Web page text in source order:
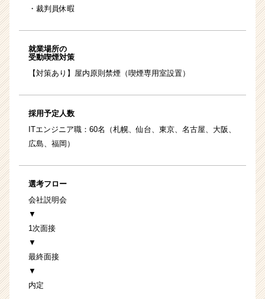
・裁判員休暇
就業場所の
受動喫煙対策
【対策あり】屋内原則禁煙（喫煙専用室設置）
採用予定人数
ITエンジニア職：60名（札幌、仙台、東京、名古屋、大阪、
広島、福岡）
選考フロー
会社説明会
▼
1次面接
▼
最終面接
▼
内定